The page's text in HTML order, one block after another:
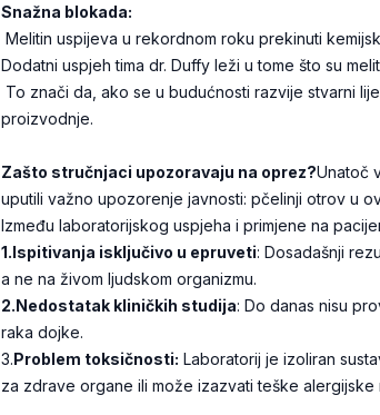
Snažna blokada:
Melitin uspijeva u rekordnom roku prekinuti
Dodatni uspjeh tima dr. Duffy leži u tome što su
To znači da, ako se u budućnosti razvije stvarni
proizvodnje.
Zašto stručnjaci upozoravaju na oprez?Unatoč
uputili važno upozorenje javnosti: pčelinji otrov u
Između laboratorijskog uspjeha i primjene na
1.Ispitivanja isključivo u epruveti: Dosadašnji
a ne na živom ljudskom organizmu.
2.Nedostatak kliničkih studija: Do danas nisu
raka dojke.
3.Problem toksičnosti: Laboratorij je izoliran
za zdrave organe ili može izazvati teške